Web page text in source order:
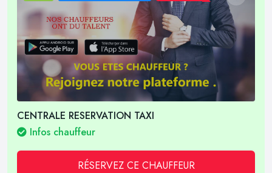
CENTRALE RESERVATION TAXI
Infos chauffeur
RÉSERVEZ CE CHAUFFEUR